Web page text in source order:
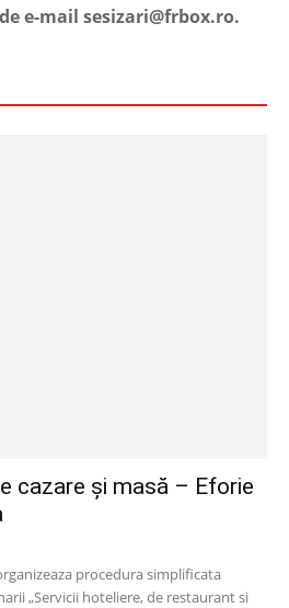
e-mail sesizari@frbox.ro.
cazare și masă – Eforie
procedura simplificata
„Servicii hoteliere, de restaurant si